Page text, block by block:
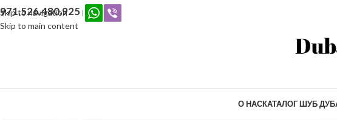
Skip to navigation
Skip to main content
|
О НАСКАТАЛОГ ШУБ